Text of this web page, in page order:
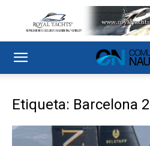
Etiqueta: Barcelona